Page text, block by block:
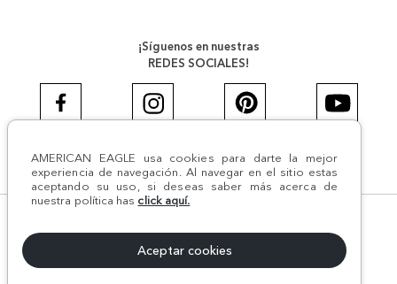
AMERICAN EAGLE usa cookies para darte la mejor
experiencia de navegación. Al navegar en el sitio estas
aceptando su uso, si deseas saber más acerca de
nuestra política has click aquí.
Aceptar cookies
¡Síguenos en nuestras
REDES SOCIALES!
#AEJEANS #AerieREALCOL
NIT:800.069.933-6 | CII 14 #52A - 370 | Medellín, Colombia